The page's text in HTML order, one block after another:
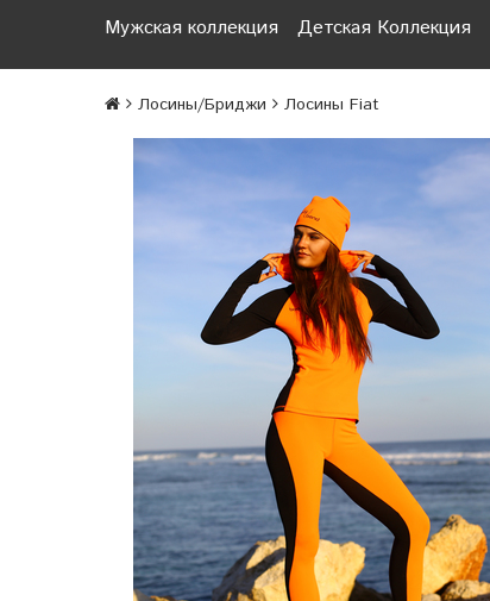
Мужская коллекция
Детская Коллекция
Лосины/Бриджи Лосины Fiat